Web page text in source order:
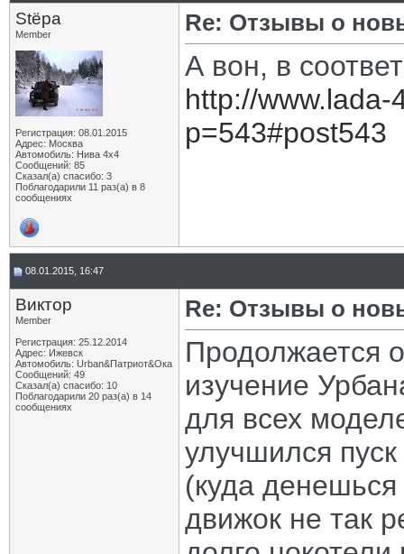
Stёpa
Member
Регистрация: 08.01.2015
Адрес: Москва
Автомобиль: Нива 4х4
Сообщений: 85
Сказал(а) спасибо: 3
Поблагодарили 11 раз(а) в 8
сообщениях
Re: Отзывы о
А вон, в
http://
p=543#post543
08.01.2015, 16:47
Виктор
Member
Регистрация: 25.12.2014
Адрес: Ижевск
Автомобиль: Urban&Патриот&Ока
Сообщений: 49
Сказал(а) спасибо: 10
Поблагодарили 20 раз(а) в 14
сообщениях
Re: Отзывы о
Продолжается
изучение
для всех
улучшился
(куда
движок не так